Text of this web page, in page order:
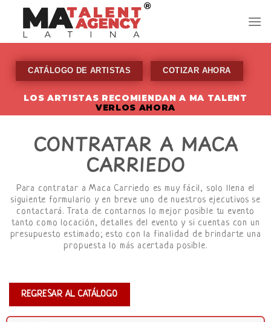
content
CATÁLOGO DE ARTISTAS COTIZAR AHORA
LOS ARTISTAS RECOMIENDAN A MA TALENT
VERLOS AHORA
CONTRATAR A MACA
CARRIEDO
Para contratar a Maca Carriedo es muy fácil, solo llena el
siguiente formulario y en breve uno de nuestros ejecutivos se
contactará. Trata de contarnos lo mejor posible tu evento
tanto como locación, detalles del evento y si cuentas con un
presupuesto estimado; esto con la finalidad de brindarte una
propuesta lo más acertada posible.
REGRESAR AL CATÁLOGO